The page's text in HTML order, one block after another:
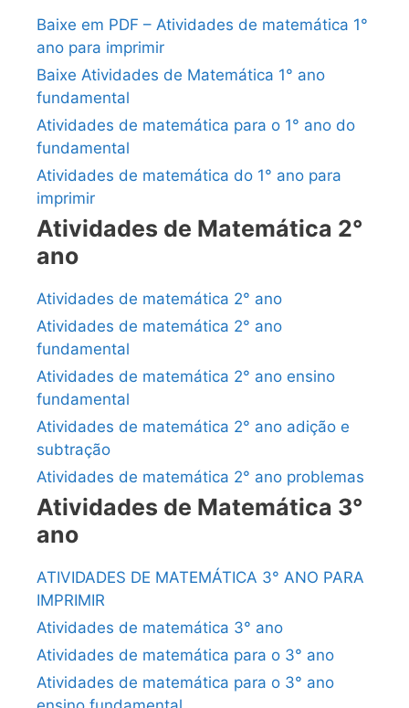
Baixe em PDF – Atividades de matemática 1°
ano para imprimir
Baixe Atividades de Matemática 1° ano
fundamental
Atividades de matemática para o 1° ano do
fundamental
Atividades de matemática do 1° ano para
imprimir
Atividades de Matemática 2°
ano
Atividades de matemática 2° ano
Atividades de matemática 2° ano
fundamental
Atividades de matemática 2° ano ensino
fundamental
Atividades de matemática 2° ano adição e
subtração
Atividades de matemática 2° ano problemas
Atividades de Matemática 3°
ano
ATIVIDADES DE MATEMÁTICA 3° ANO PARA
IMPRIMIR
Atividades de matemática 3° ano
Atividades de matemática para o 3° ano
Atividades de matemática para o 3° ano